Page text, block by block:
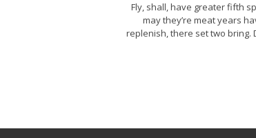
Fly, shall, have greater fifth
may they’re meat years
replenish, there set two